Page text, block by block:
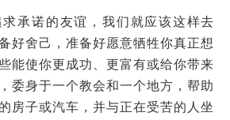
承诺的友谊，我们就应该这样去
好舍己，准备好愿意牺牲你真正想
能使你更成功、更富有或给你带来
委身于一个教会和一个地方，帮助
房子或汽车，并与正在受苦的人坐